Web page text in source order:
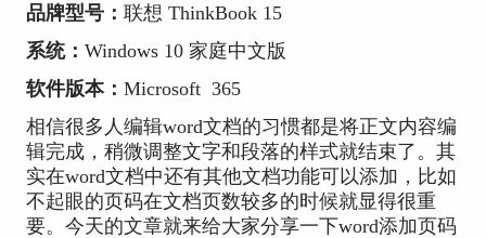
品牌型号： 联想 ThinkBook 15
系统： Windows 10 家庭中文版
软件版本： Microsoft 365
相信很多人编辑word文档的习惯都是将正文内容编
辑完成，稍微调整文字和段落的样式就结束了。其
实在word文档中还有其他文档功能可以添加，比如
不起眼的页码在文档页数较多的时候就显得很重
要。今天的文章就来给大家分享一下word添加页码